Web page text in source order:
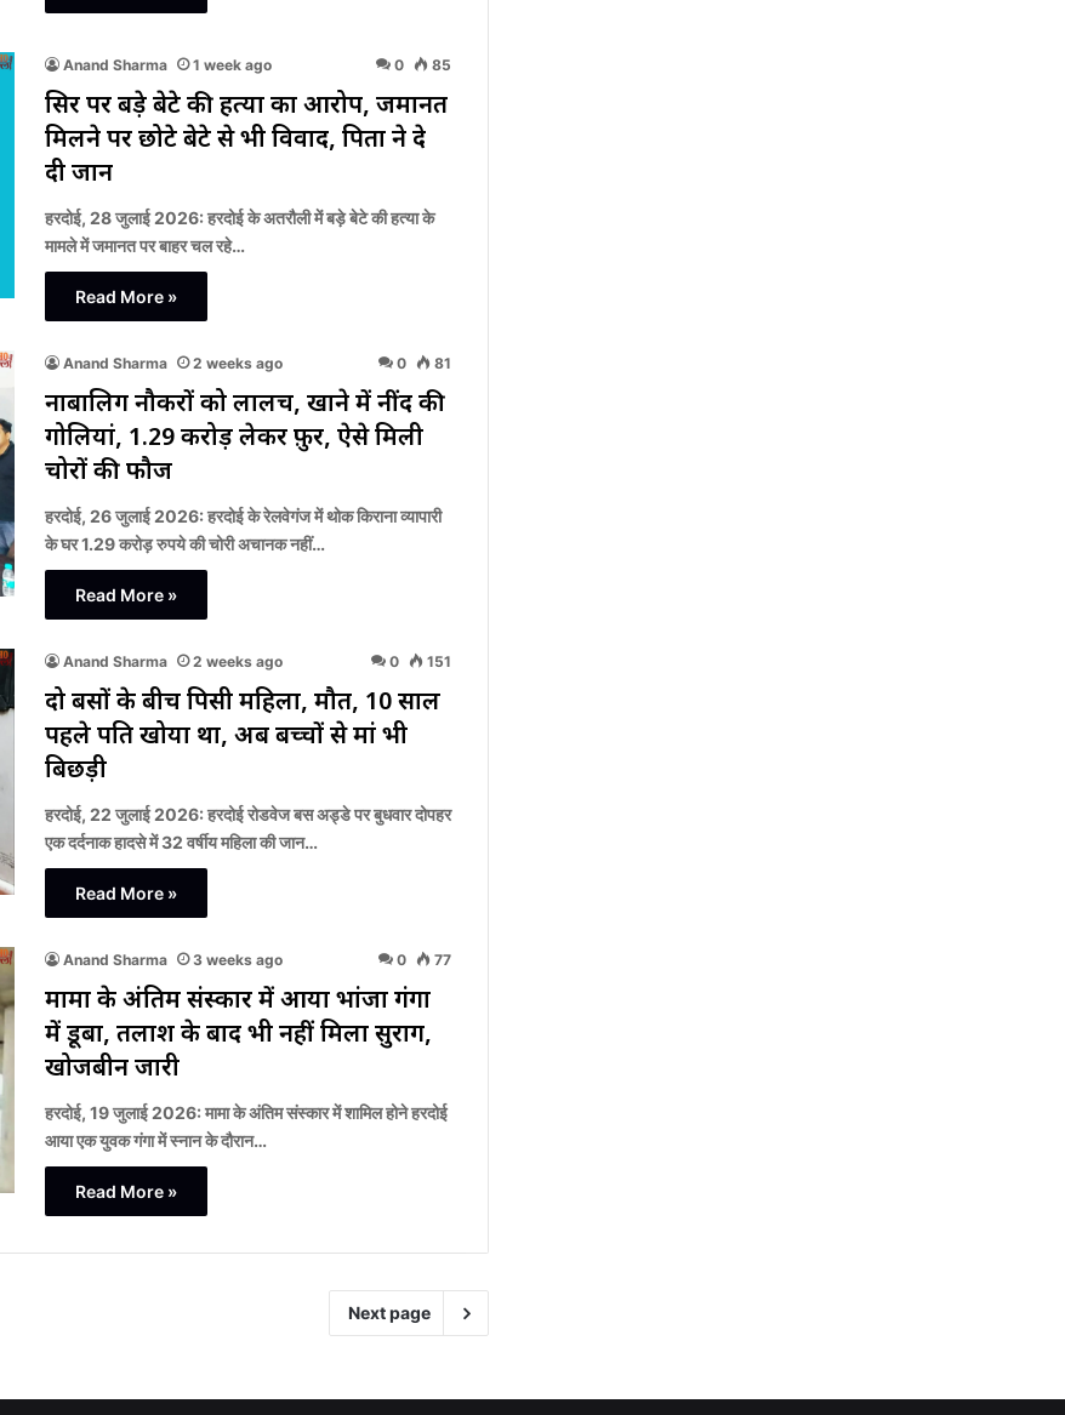
Anand Sharma 1 week ago 0 85
सिर पर बड़े बेटे की हत्या का आरोप, जमानत
मिलने पर छोटे बेटे से भी विवाद, पिता ने दे
दी जान
हरदोई, 28 जुलाई 2026: हरदोई के अतरौली में बड़े बेटे की हत्या के
मामले में जमानत पर बाहर चल रहे…
Read More »
Anand Sharma 2 weeks ago 0 81
नाबालिग नौकरों को लालच, खाने में नींद की
गोलियां, 1.29 करोड़ लेकर फ़ुर्र, ऐसे मिली
चोरों की फौज
हरदोई, 26 जुलाई 2026: हरदोई के रेलवेगंज में थोक किराना व्यापारी
के घर 1.29 करोड़ रुपये की चोरी अचानक नहीं…
Read More »
Anand Sharma 2 weeks ago 0 151
दो बसों के बीच पिसी महिला, मौत, 10 साल
पहले पति खोया था, अब बच्चों से मां भी
बिछड़ी
हरदोई, 22 जुलाई 2026: हरदोई रोडवेज बस अड्डे पर बुधवार दोपहर
एक दर्दनाक हादसे में 32 वर्षीय महिला की जान…
Read More »
Anand Sharma 3 weeks ago 0 77
मामा के अंतिम संस्कार में आया भांजा गंगा
में डूबा, तलाश के बाद भी नहीं मिला सुराग,
खोजबीन जारी
हरदोई, 19 जुलाई 2026: मामा के अंतिम संस्कार में शामिल होने हरदोई
आया एक युवक गंगा में स्नान के दौरान…
Read More »
Next page